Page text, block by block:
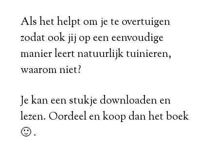
Als het helpt om je te overtuigen
zodat ook jij op een eenvoudige
manier leert natuurlijk tuinieren,
waarom niet?
Je kan een stukje downloaden en
lezen. Oordeel en koop dan het boek
🙂 .